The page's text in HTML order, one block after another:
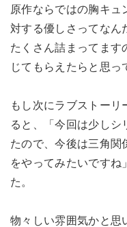
原作ならではの胸キュ
対する優しさってな
たくさん詰まってます
じてもらえたらと思っ
もし次にラブストー
ると、「今回は少しシ
たので、今後は三角関
をやってみたいですね
た。
物々しい雰囲気かと思